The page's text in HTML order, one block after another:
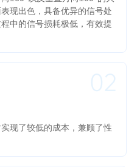
现出色，具备优异的信号处
中的信号损耗极低，有效提
现了较低的成本，兼顾了性
02